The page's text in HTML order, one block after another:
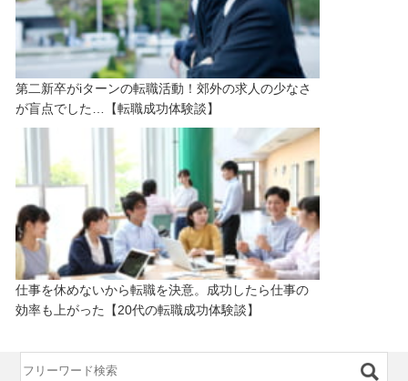
第二新卒がiターンの転職活動！郊外の求人の少なさ
が盲点でした…【転職成功体験談】
仕事を休めないから転職を決意。成功したら仕事の
効率も上がった【20代の転職成功体験談】